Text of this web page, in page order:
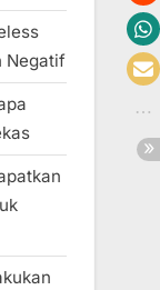
Negatif